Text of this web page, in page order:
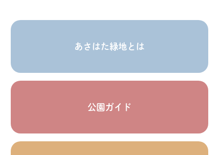
あさはた緑地とは
公園ガイド